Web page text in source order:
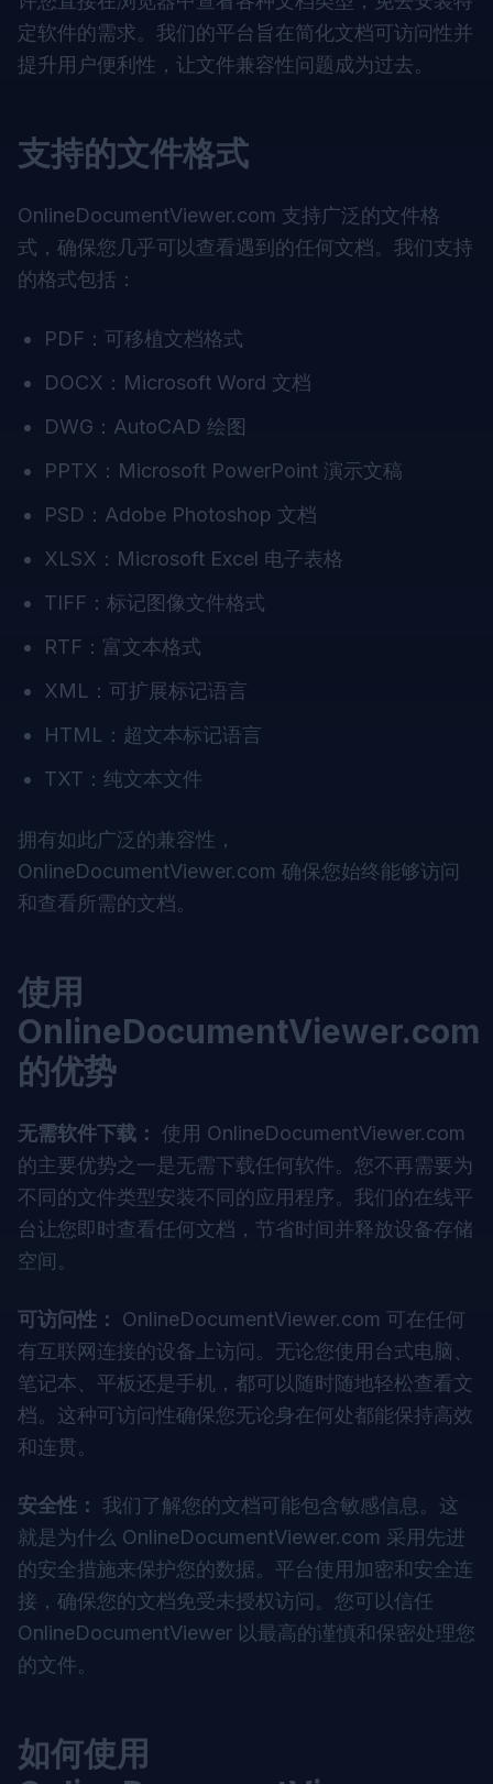
定软件的需求。我们的平台旨在简化文档可访问性并
提升用户便利性，让文件兼容性问题成为过去。
支持的文件格式
OnlineDocumentViewer.com 支持广泛的文件格
式，确保您几乎可以查看遇到的任何文档。我们支持
的格式包括：
PDF：可移植文档格式
DOCX：Microsoft Word 文档
DWG：AutoCAD 绘图
PPTX：Microsoft PowerPoint 演示文稿
PSD：Adobe Photoshop 文档
XLSX：Microsoft Excel 电子表格
TIFF：标记图像文件格式
RTF：富文本格式
XML：可扩展标记语言
HTML：超文本标记语言
TXT：纯文本文件
拥有如此广泛的兼容性，
OnlineDocumentViewer.com 确保您始终能够访问
和查看所需的文档。
使用
OnlineDocumentViewer.com
的优势
无需软件下载： 使用 OnlineDocumentViewer.com
的主要优势之一是无需下载任何软件。您不再需要为
不同的文件类型安装不同的应用程序。我们的在线平
台让您即时查看任何文档，节省时间并释放设备存储
空间。
可访问性： OnlineDocumentViewer.com 可在任何
有互联网连接的设备上访问。无论您使用台式电脑、
笔记本、平板还是手机，都可以随时随地轻松查看文
档。这种可访问性确保您无论身在何处都能保持高效
和连贯。
安全性： 我们了解您的文档可能包含敏感信息。这
就是为什么 OnlineDocumentViewer.com 采用先进
的安全措施来保护您的数据。平台使用加密和安全连
接，确保您的文档免受未授权访问。您可以信任
OnlineDocumentViewer 以最高的谨慎和保密处理您
的文件。
如何使用